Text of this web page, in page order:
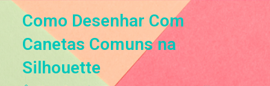
Como Desenhar Com
Canetas Comuns na
Silhouette